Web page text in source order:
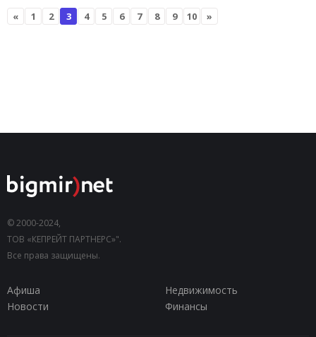
« 1 2 3 4 5 6 7 8 9 10 »
© 2000-2024,
ТОВ «КЕПРЕЙТ ПАРТНЕРС»".
Все права защищены.
Афиша
Недвижимость
Новости
Финансы